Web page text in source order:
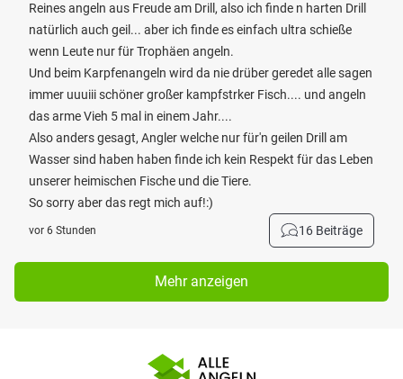
Reines angeln aus Freude am Drill, also ich finde n harten Drill
natürlich auch geil... aber ich finde es einfach ultra schieße
wenn Leute nur für Trophäen angeln.
Und beim Karpfenangeln wird da nie drüber geredet alle sagen
immer uuuiii schöner großer kampfstrker Fisch.... und angeln
das arme Vieh 5 mal in einem Jahr....
Also anders gesagt, Angler welche nur für'n geilen Drill am
Wasser sind haben haben finde ich kein Respekt für das Leben
unserer heimischen Fische und die Tiere.
So sorry aber das regt mich auf!:)
vor 6 Stunden 16 Beiträge
Mehr anzeigen